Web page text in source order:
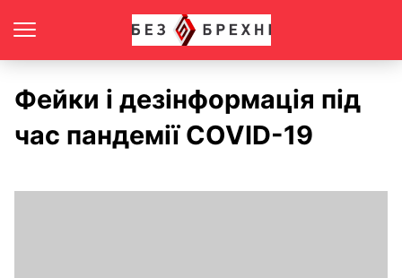
Фейки і дезінформація під
час пандемії COVID-19